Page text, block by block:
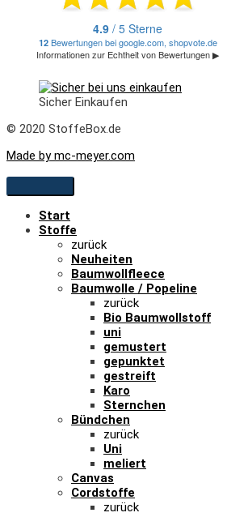
Sicher Einkaufen
© 2020 StoffeBox.de
Made by mc-meyer.com
Start
Stoffe
zurück
Neuheiten
Baumwollfleece
Baumwolle / Popeline
zurück
Bio Baumwollstoff
uni
gemustert
gepunktet
gestreift
Karo
Sternchen
Bündchen
zurück
Uni
meliert
Canvas
Cordstoffe
zurück